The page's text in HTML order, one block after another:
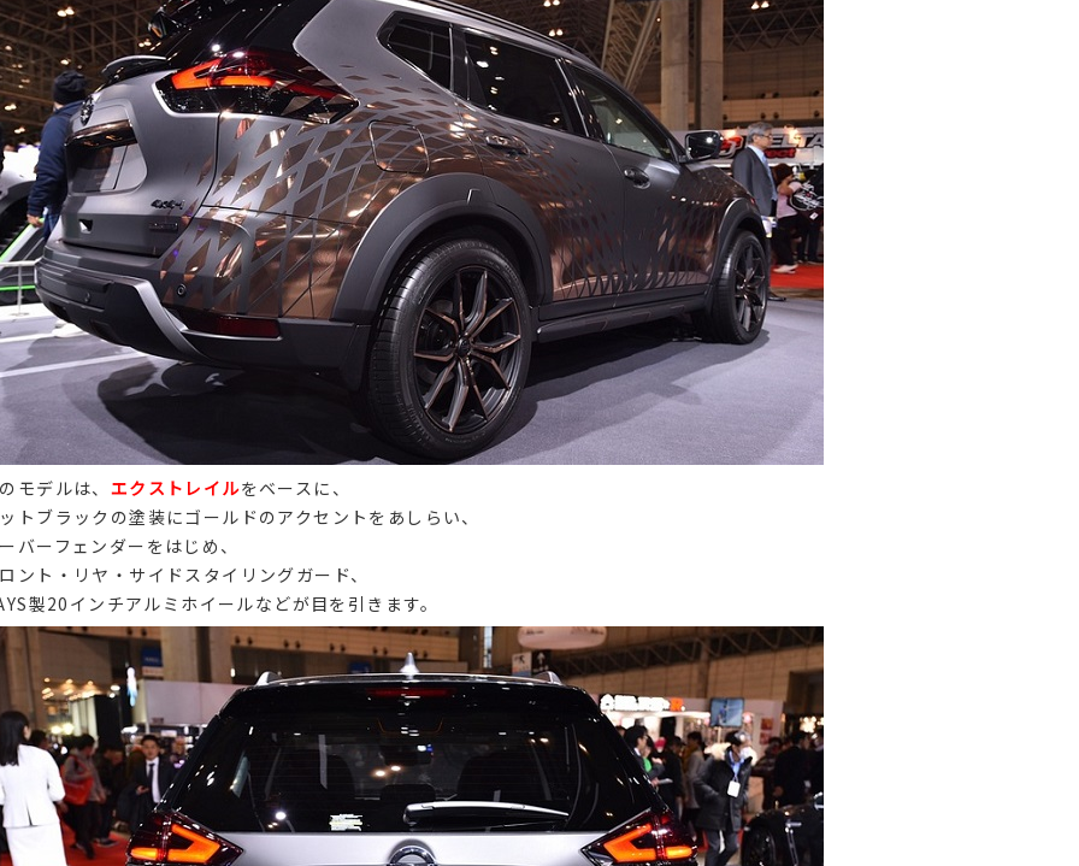
モデルは、 エクストレイルをベースに、
トブラックの塗装にゴールドのアクセントをあしらい、
バーフェンダーをはじめ、
ント・リヤ・サイドスタイリングガード、
製20インチアルミホイールなどが目を引きます。